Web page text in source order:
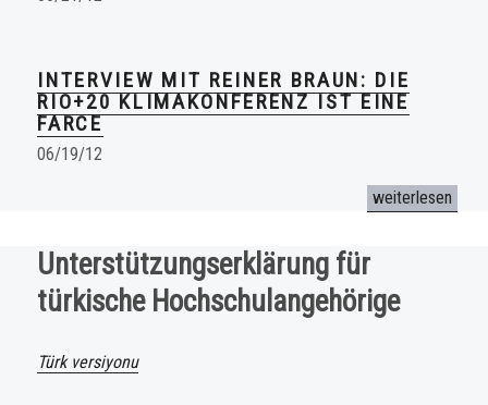
INTERVIEW MIT REINER BRAUN: DIE
RIO+20 KLIMAKONFERENZ IST EINE
FARCE
06/19/12
„Rio+20
weiterlesen
Unterstützungserklärung für
türkische Hochschulangehörige
Türk versiyonu